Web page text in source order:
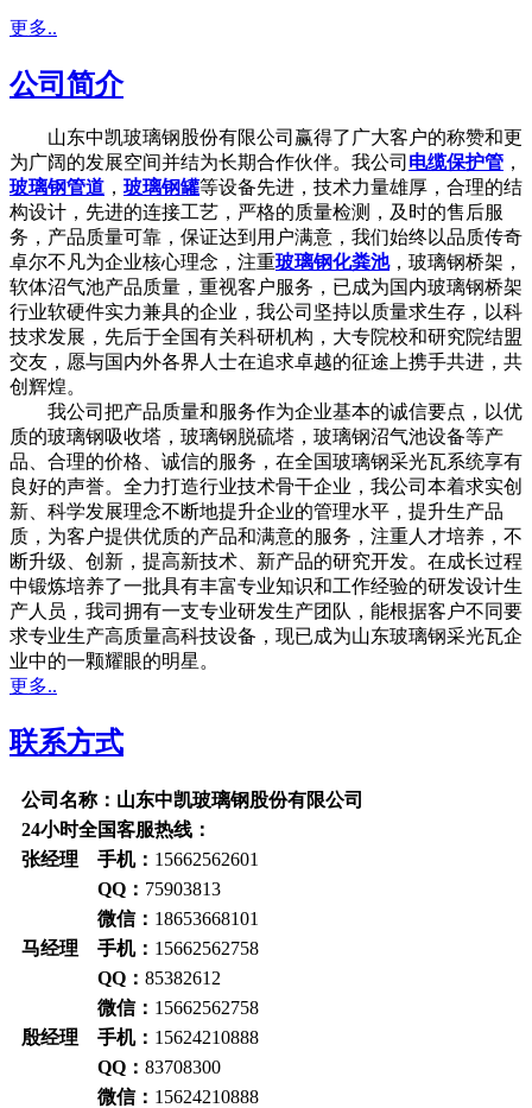
更多..
公司简介
山东中凯玻璃钢股份有限公司赢得了广大客户的称赞和更
为广阔的发展空间并结为长期合作伙伴。我公司 电缆保护管 ，
玻璃钢管道 ， 玻璃钢罐等设备先进，技术力量雄厚，合理的结
构设计，先进的连接工艺，严格的质量检测，及时的售后服
务，产品质量可靠，保证达到用户满意，我们始终以品质传奇
卓尔不凡为企业核心理念，注重玻璃钢化粪池，玻璃钢桥架，
软体沼气池产品质量，重视客户服务，已成为国内玻璃钢桥架
行业软硬件实力兼具的企业，我公司坚持以质量求生存，以科
技求发展，先后于全国有关科研机构，大专院校和研究院结盟
交友，愿与国内外各界人士在追求卓越的征途上携手共进，共
创辉煌。
我公司把产品质量和服务作为企业基本的诚信要点，以优
质的玻璃钢吸收塔，玻璃钢脱硫塔，玻璃钢沼气池设备等产
品、合理的价格、诚信的服务，在全国玻璃钢采光瓦系统享有
良好的声誉。全力打造行业技术骨干企业，我公司本着求实创
新、科学发展理念不断地提升企业的管理水平，提升生产品
质，为客户提供优质的产品和满意的服务，注重人才培养，不
断升级、创新，提高新技术、新产品的研究开发。在成长过程
中锻炼培养了一批具有丰富专业知识和工作经验的研发设计生
产人员，我司拥有一支专业研发生产团队，能根据客户不同要
求专业生产高质量高科技设备，现已成为山东玻璃钢采光瓦企
业中的一颗耀眼的明星。
更多..
联系方式
公司名称：山东中凯玻璃钢股份有限公司
24小时全国客服热线：
张经理 手机： 15662562601
QQ： 75903813
微信： 18653668101
马经理 手机： 15662562758
QQ： 85382612
微信： 15662562758
殷经理 手机： 15624210888
QQ： 83708300
微信： 15624210888